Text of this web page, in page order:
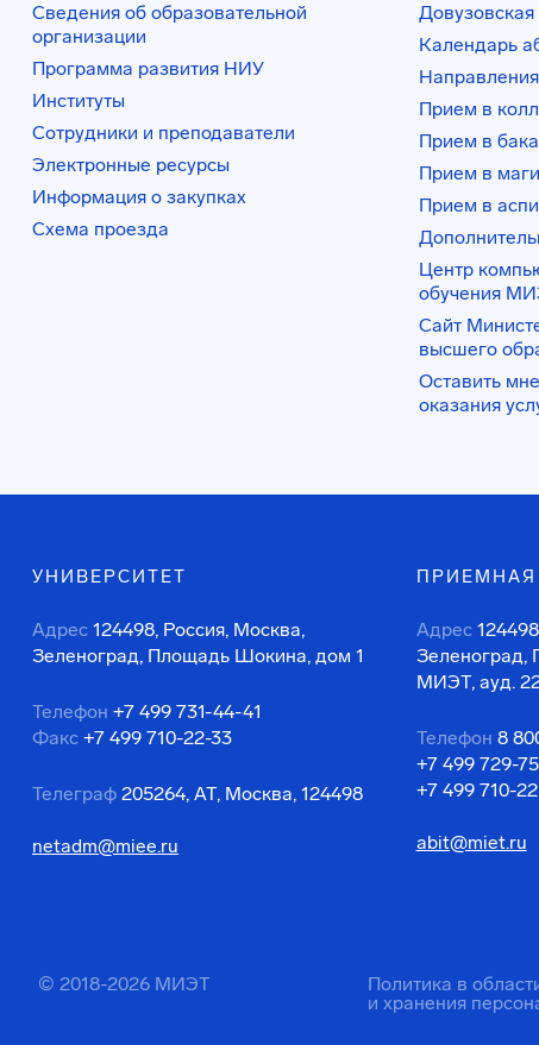
Сведения об образовательной
организации
Программа развития НИУ
Институты
Сотрудники и преподаватели
Электронные ресурсы
Информация о закупках
Схема проезда
Довузовская
Календарь
Прием в
Прием в
Прием в
Прием в
Центр
обучения
Сайт
высшего
Оставить
оказания
УНИВЕРСИТЕТ
Адрес 124498, Россия, Москва,
Зеленоград, Площадь Шокина, дом 1
Телефон +7 499 731-44-41
Факс +7 499 710-22-33
Телеграф 205264, АТ, Москва, 124498
netadm@miee.ru
Адрес
МИЭТ, ауд.
Телефон 8
+7 499 729-
+7 499 710-
abit@miet.ru
© 2018-2026 МИЭТ
Политика в
и хранения